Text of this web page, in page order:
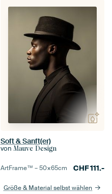
Soft & Sanft(er)
von Mauve Design
ArtFrame™ –50×65cm CHF111.-
Größe & Material selbst wählen